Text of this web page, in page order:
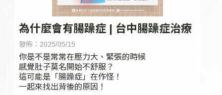
為什麼會有腸躁症 | 台中腸躁症治療
發佈：2025/05/15
你是不是常常在壓力大、緊張的時候
感覺肚子莫名開始不舒服？
這可能是「腸躁症」在作怪！
一起來找出背後的原因！